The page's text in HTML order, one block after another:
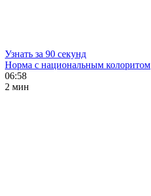
Узнать за 90 секунд
Норма с национальным колоритом
06:58
2 мин